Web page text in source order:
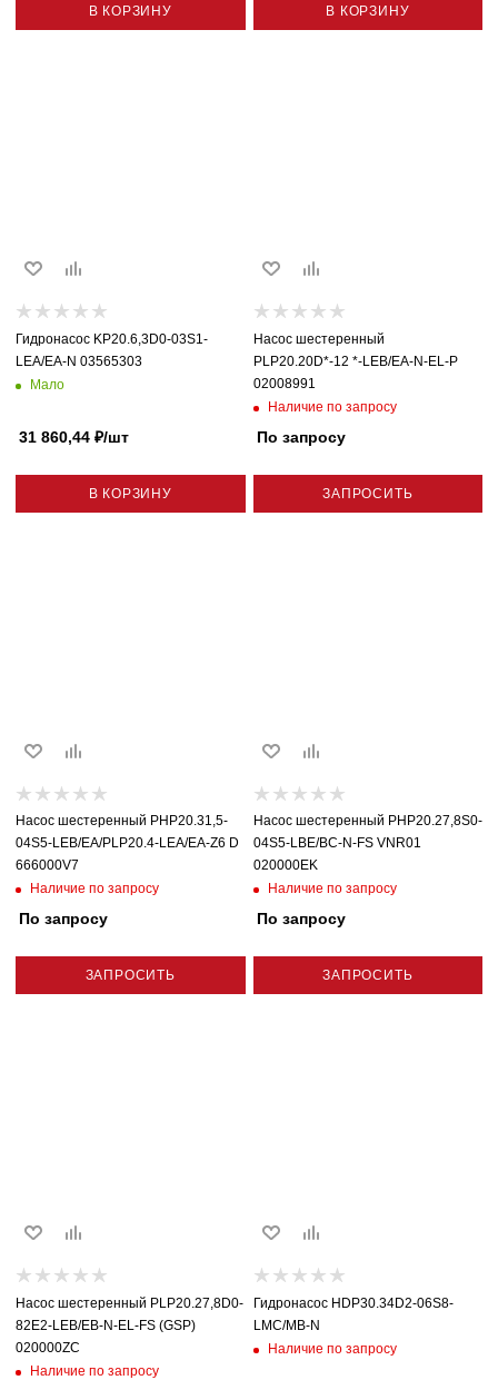
В КОРЗИНУ В КОРЗИНУ
Гидронасос KP20.6,3D0-03S1-
LEA/EA-N 03565303
Мало
31 860,44 ₽/шт
В КОРЗИНУ
Насос шестеренный
PLP20.20D*-12 *-LEB/EA-N-EL-P
02008991
Наличие по запросу
По запросу
ЗАПРОСИТЬ
Насос шестеренный PHP20.31,5-
04S5-LEB/EA/PLP20.4-LEA/EA-Z6 D
666000V7
Наличие по запросу
По запросу
ЗАПРОСИТЬ
Насос шестеренный PHP20.27,8S0-
04S5-LBE/BC-N-FS VNR01
020000EK
Наличие по запросу
По запросу
ЗАПРОСИТЬ
Насос шестеренный PLP20.27,8D0-
82E2-LEB/EB-N-EL-FS (GSP)
020000ZC
Наличие по запросу
Гидронасос HDP30.34D2-06S8-
LMC/MB-N
Наличие по запросу